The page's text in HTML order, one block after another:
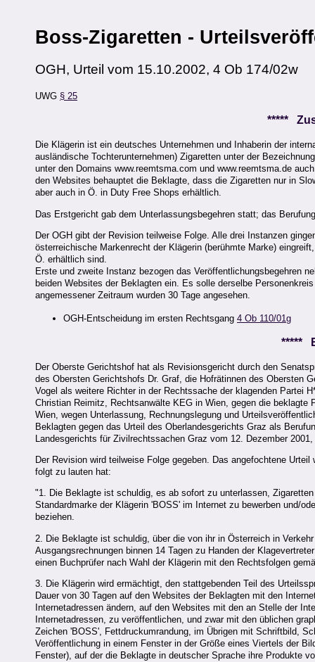
Boss-Zigaretten -
OGH, Urteil vom 15.10.2002, 4 Ob 174/02w
UWG § 25
*****
Die Klägerin ist ein deutsches Unternehmen und Inhaberin der
ausländische Tochterunternehmen) Zigaretten unter der
unter den Domains www.reemtsma.com und www.reemtsma.de
den Websites behauptet die Beklagte, dass die Zigaretten nur in
aber auch in Ö. in Duty Free Shops erhältlich.
Das Erstgericht gab dem Unterlassungsbegehren statt; das
Der OGH gibt der Revision teilweise Folge. Alle drei Instanzen
österreichische Markenrecht der Klägerin (berühmte Marke)
Ö. erhältlich sind.
Erste und zweite Instanz bezogen das Veröffentlichungsbegehren
beiden Websites der Beklagten ein. Es solle derselbe
angemessener Zeitraum wurden 30 Tage angesehen.
OGH-Entscheidung im ersten Rechtsgang 4 Ob 110/01g
*****
Der Oberste Gerichtshof hat als Revisionsgericht durch den
des Obersten Gerichtshofs Dr. Graf, die Hofrätinnen des Obersten
Vogel als weitere Richter in der Rechtssache der klagenden Partei
Christian Reimitz, Rechtsanwälte KEG in Wien, gegen die
Wien, wegen Unterlassung, Rechnungslegung und
Beklagten gegen das Urteil des Oberlandesgerichts Graz als
Landesgerichts für Zivilrechtssachen Graz vom 12. Dezember
Der Revision wird teilweise Folge gegeben. Das angefochtene
folgt zu lauten hat:
"1. Die Beklagte ist schuldig, es ab sofort zu unterlassen,
Standardmarke der Klägerin 'BOSS' im Internet zu bewerben und/
beziehen.
2. Die Beklagte ist schuldig, über die von ihr in Österreich in
Ausgangsrechnungen binnen 14 Tagen zu Handen der
einen Buchprüfer nach Wahl der Klägerin mit den Rechtsfolgen
3. Die Klägerin wird ermächtigt, den stattgebenden Teil des
Dauer von 30 Tagen auf den Websites der Beklagten mit den
Internetadressen ändern, auf den Websites mit den an Stelle der
Internetadressen, zu veröffentlichen, und zwar mit den üblichen
Zeichen 'BOSS', Fettdruckumrandung, im Übrigen mit Schriftbild,
Veröffentlichung in einem Fenster in der Größe eines Viertels der
Fenster), auf der die Beklagte in deutscher Sprache ihre Produkte